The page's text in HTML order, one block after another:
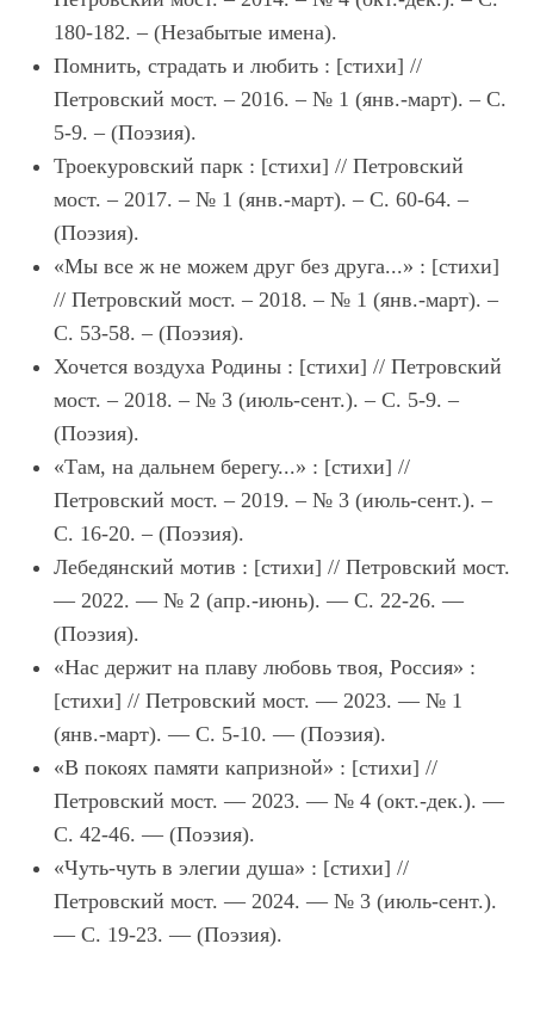
180-182. – (Незабытые имена).
Помнить, страдать и любить : [стихи] //
Петровский мост. – 2016. – № 1 (янв.-март). – С.
5-9. – (Поэзия).
Троекуровский парк : [стихи] // Петровский
мост. – 2017. – № 1 (янв.-март). – С. 60-64. –
(Поэзия).
«Мы все ж не можем друг без друга...» : [стихи]
// Петровский мост. – 2018. – № 1 (янв.-март). –
С. 53-58. – (Поэзия).
Хочется воздуха Родины : [стихи] // Петровский
мост. – 2018. – № 3 (июль-сент.). – С. 5-9. –
(Поэзия).
«Там, на дальнем берегу...» : [стихи] //
Петровский мост. – 2019. – № 3 (июль-сент.). –
С. 16-20. – (Поэзия).
Лебедянский мотив : [стихи] // Петровский мост.
— 2022. — № 2 (апр.-июнь). — С. 22-26. —
(Поэзия).
«Нас держит на плаву любовь твоя, Россия» :
[стихи] // Петровский мост. — 2023. — № 1
(янв.-март). — С. 5-10. — (Поэзия).
«В покоях памяти капризной» : [стихи] //
Петровский мост. — 2023. — № 4 (окт.-дек.). —
С. 42-46. — (Поэзия).
«Чуть-чуть в элегии душа» : [стихи] //
Петровский мост. — 2024. — № 3 (июль-сент.).
— С. 19-23. — (Поэзия).